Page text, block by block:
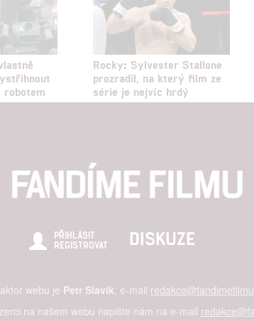
robotem
Rocky: Sylvester Stallone
prozradil, na který film ze
série je nejvíc hrdý
PŘIHLÁSIT
REGISTROVAT
DISKUZE
webu je Petr Slavík , e-mail
na našem webu napište nám na e-mail